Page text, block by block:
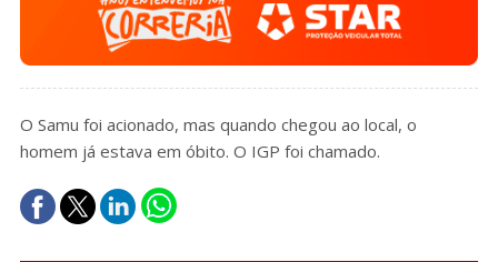
O Samu foi acionado, mas quando chegou ao local, o
homem já estava em óbito. O IGP foi chamado.